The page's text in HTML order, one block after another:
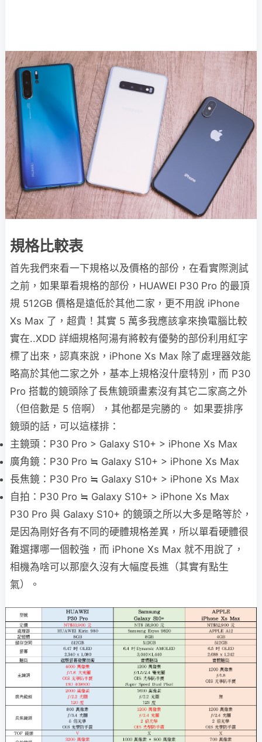
規格比較表
首先我們來看一下規格以及價格的部份，在看實際測試
之前，如果單看規格的部份，HUAWEI P30 Pro 的最頂
規 512GB 價格是遠低於其他二家，更不用說 iPhone
Xs Max 了，超貴！其實 5 萬多我應該拿來換電腦比較
實在..XDD 詳細規格阿湯有將較有優勢的部份利用紅字
標了出來，認真來說，iPhone Xs Max 除了處理器效能
略高於其他二家之外，基本上規格沒什麼特別，而 P30
Pro 搭載的鏡頭除了長焦鏡頭畫素沒有其它二家高之外
（但倍數是 5 倍啊），其他都是完勝的。 如果要排序
鏡頭的話，可以這樣排：
主鏡頭：P30 Pro > Galaxy S10+ > iPhone Xs Max
廣角鏡：P30 Pro ≒ Galaxy S10+ > iPhone Xs Max
長焦鏡：P30 Pro ≒ Galaxy S10+ > iPhone Xs Max
自拍：P30 Pro ≒ Galaxy S10+ > iPhone Xs Max
P30 Pro 與 Galaxy S10+ 的鏡頭之所以大多是略等於，
是因為剛好各有不同的硬體規格差異，所以單看硬體很
難選擇哪一個較強，而 iPhone Xs Max 就不用說了，
相機為啥可以那麼久沒有大幅度長進（其實有點生
氣）。